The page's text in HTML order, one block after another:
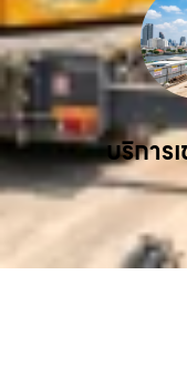
บริการ